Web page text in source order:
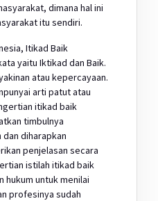
dimana hal ini
itu sendiri.
Itikad Baik
yaitu Iktikad dan Baik.
atau kepercayaan.
arti patut atau
itikad baik
timbulnya
diharapkan
penjelasan secara
istilah itikad baik
untuk menilai
profesinya sudah